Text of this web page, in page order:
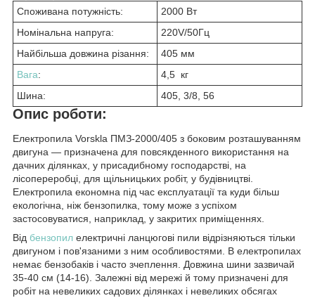
Споживана потужність:
2000 Вт
Номінальна напруга:
220V/50Гц
Найбільша довжина різання:
405 мм
Вага:
4,5 кг
Шина:
405, 3/8, 56
Опис роботи:
Електропила Vorskla ПМЗ-2000/405 з боковим розташуванням
двигуна — призначена для повсякденного використання на
дачних ділянках, у присадибному господарстві, на
лісопереробці, для щільницьких робіт, у будівництві.
Електропила економна під час експлуатації та куди більш
екологічна, ніж бензопилка, тому може з успіхом
застосовуватися, наприклад, у закритих приміщеннях.
Від бензопил електричні ланцюгові пили відрізняються тільки
двигуном і пов'язаними з ним особливостями. В електропилах
немає бензобаків і часто зчеплення. Довжина шини зазвичай
35-40 см (14-16). Залежні від мережі й тому призначені для
робіт на невеликих садових ділянках і невеликих обсягах